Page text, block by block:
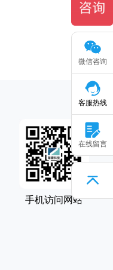
手机访问网站
微信咨询
客服热线
在线留言